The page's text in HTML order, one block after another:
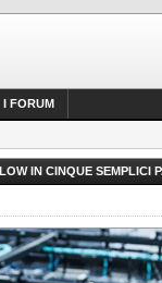
I FORUM
IN CINQUE SEMPLICI